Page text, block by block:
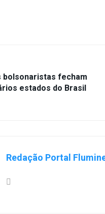
bolsonaristas fecham
estados do Brasil
Redação Portal